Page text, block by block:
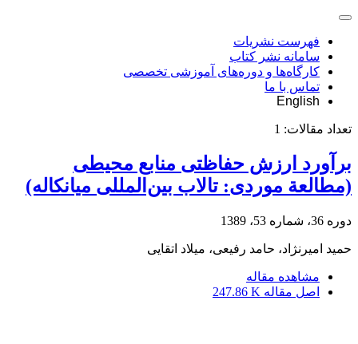
فهرست نشریات
سامانه نشر کتاب
کارگاه‌ها و دوره‌های آموزشی تخصصی
تماس با ما
English
تعداد مقالات: 1
برآورد ارزش حفاظتی منابع محیطی
(مطالعة موردی: تالاب بین‌المللی میانکاله)
دوره 36، شماره 53، 1389
حمید امیرنژاد، حامد رفیعی، میلاد اتقایی
مشاهده مقاله
اصل مقاله 247.86 K